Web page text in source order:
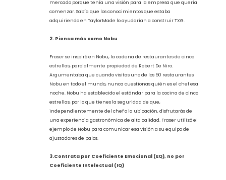
en varios roles de ajuste de palos donde colaboró con algunos de
los nombres más grandes del PGA en Europa, incluidos Colin
En su último cargo en la empresa, Fraser diseñó y operó el
de golf Turnberry, en Escocia.
Fraser se describe a sí mismo como "mal pagado" mientras
mercado porque tenía una visión para la empresa que quería
comenzar. Sabía que los conocimientos que estaba
adquiriendo en TaylorMade lo ayudarían a construir TXG.
2. Piensa más como Nobu
Fraser se inspiró en Nobu, la cadena de restaurantes de cinco
estrellas, parcialmente propiedad de Robert De Niro.